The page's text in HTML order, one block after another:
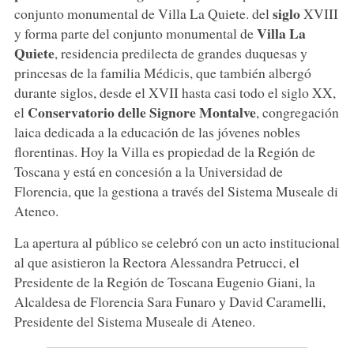
conjunto monumental de Villa La Quiete. del sigloXVIII
y forma parte del conjunto monumental deVilla La
Quiete, residencia predilecta de grandes duquesas y
princesas de la familia Médicis, que también albergó
durante siglos, desde el XVII hasta casi todo el siglo XX,
el Conservatorio delle Signore Montalve, congregación
laica dedicada a la educación de las jóvenes nobles
florentinas. Hoy la Villa es propiedad de la Región de
Toscana y está en concesión a la Universidad de
Florencia, que la gestiona a través del Sistema Museale di
Ateneo.
La apertura al público se celebró con un acto institucional
al que asistieron la Rectora Alessandra Petrucci, el
Presidente de la Región de Toscana Eugenio Giani, la
Alcaldesa de Florencia Sara Funaro y David Caramelli,
Presidente del Sistema Museale di Ateneo.